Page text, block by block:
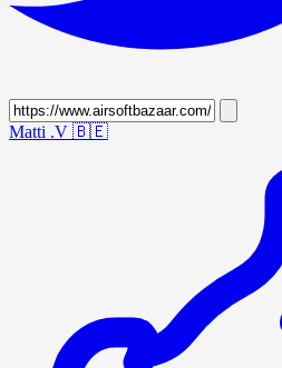
Matti .V 🇧🇪